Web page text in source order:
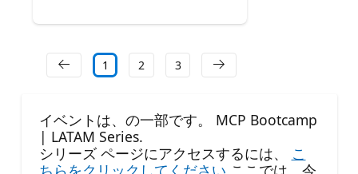
1 2 3
イベントは、の一部です。 MCP Bootcamp
| LATAM Series.
シリーズ ページにアクセスするには、
こ
ちらをクリックしてください ここでは、今